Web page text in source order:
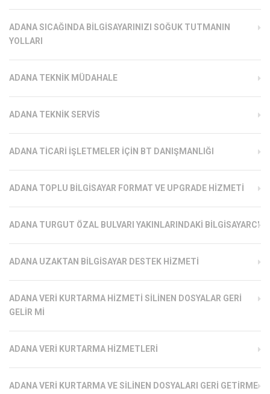
ADANA SICAĞINDA BILGISAYARINIZI SOĞUK TUTMANIN
YOLLARI
ADANA TEKNIK MÜDAHALE
ADANA TEKNIK SERVIS
ADANA TICARI İŞLETMELER İÇIN BT DANIŞMANLIĞI
ADANA TOPLU BILGISAYAR FORMAT VE UPGRADE HIZMETI
ADANA TURGUT ÖZAL BULVARI YAKINLARINDAKI BILGISAYARCI
ADANA UZAKTAN BILGISAYAR DESTEK HIZMETI
ADANA VERI KURTARMA HIZMETI SILINEN DOSYALAR GERI
GELIR MI
ADANA VERI KURTARMA HIZMETLERI
ADANA VERI KURTARMA VE SILINEN DOSYALARI GERI GETIRME